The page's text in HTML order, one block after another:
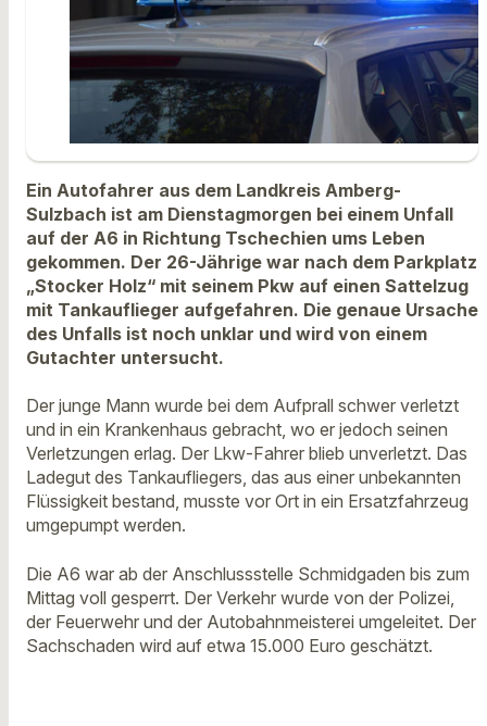
Ein Autofahrer aus dem Landkreis Amberg-
Sulzbach ist am Dienstagmorgen bei einem Unfall
auf der A6 in Richtung Tschechien ums Leben
gekommen. Der 26-Jährige war nach dem Parkplatz
„Stocker Holz“ mit seinem Pkw auf einen Sattelzug
mit Tankauflieger aufgefahren. Die genaue Ursache
des Unfalls ist noch unklar und wird von einem
Gutachter untersucht.
Der junge Mann wurde bei dem Aufprall schwer verletzt
und in ein Krankenhaus gebracht, wo er jedoch seinen
Verletzungen erlag. Der Lkw-Fahrer blieb unverletzt. Das
Ladegut des Tankaufliegers, das aus einer unbekannten
Flüssigkeit bestand, musste vor Ort in ein Ersatzfahrzeug
umgepumpt werden.
Die A6 war ab der Anschlussstelle Schmidgaden bis zum
Mittag voll gesperrt. Der Verkehr wurde von der Polizei,
der Feuerwehr und der Autobahnmeisterei umgeleitet. Der
Sachschaden wird auf etwa 15.000 Euro geschätzt.